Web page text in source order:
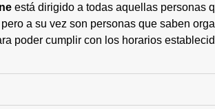
está dirigido a todas aquellas personas
a su vez son personas que saben
poder cumplir con los horarios